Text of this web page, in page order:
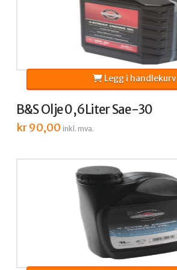
B&S Olje 0,6Liter Sae-30
kr90,00 inkl. mva.
Legg i handlekurv